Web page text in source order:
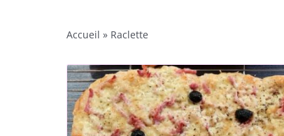
Accueil » Raclette